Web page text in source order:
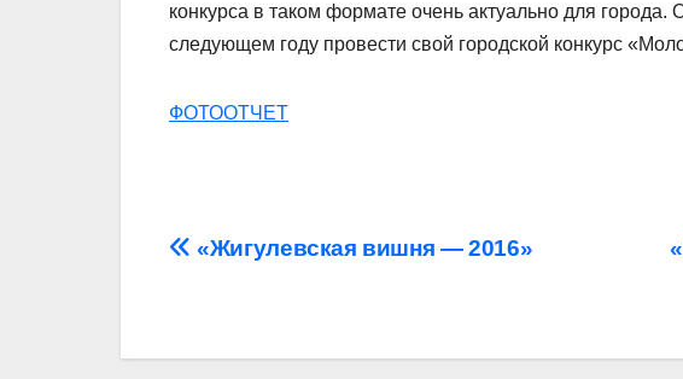
конкурса в таком формате очень актуально для
следующем году провести свой городской конкурс
ФОТООТЧЕТ
Навигация
записям
«Жигулевская вишня — 2016»